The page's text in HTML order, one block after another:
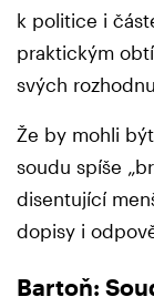
k politice i
praktickým
svých
Že by mohli
soudu spíše
disentující
dopisy i
Bartoň: